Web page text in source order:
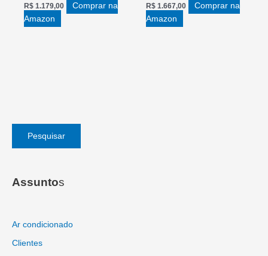
Pesquisar
Assuntos
Ar condicionado
Clientes
R$ 1.179,00
Comprar na
Amazon
R$ 1.667,00
Comprar na
Amazon